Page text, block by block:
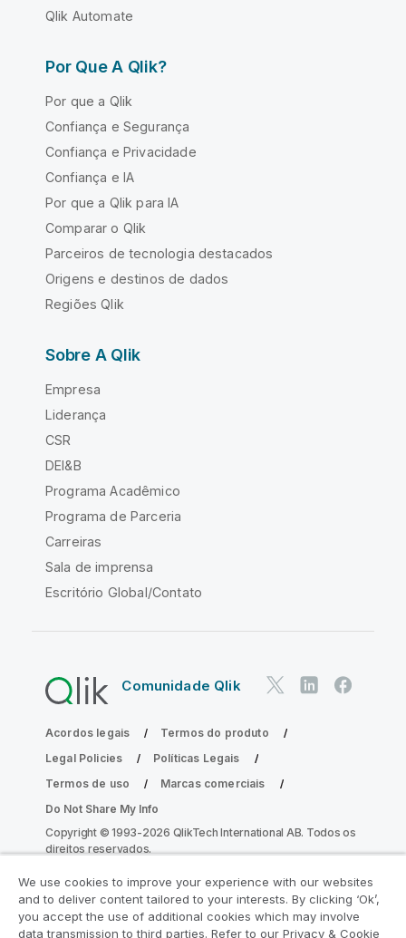
Qlik Automate
Por Que A Qlik?
Por que a Qlik
Confiança e Segurança
Confiança e Privacidade
Confiança e IA
Por que a Qlik para IA
Comparar o Qlik
Parceiros de tecnologia destacados
Origens e destinos de dados
Regiões Qlik
Sobre A Qlik
Empresa
Liderança
CSR
DEI&B
Programa Acadêmico
Programa de Parceria
Carreiras
Sala de imprensa
Escritório Global/Contato
Comunidade Qlik
Acordos legais
Termos do produto
Legal Policies
Políticas Legais
Termos de uso
Marcas comerciais
Do Not Share My Info
Copyright © 1993-2026 QlikTech International AB. Todos os
direitos reservados.
Participe do Programa de Modernização
We use cookies to improve your experience with our websites
and to deliver content tailored to your interests. By clicking ‘Ok’,
you accept the use of additional cookies which may involve
data transmission to third parties. Refer to our Privacy & Cookie